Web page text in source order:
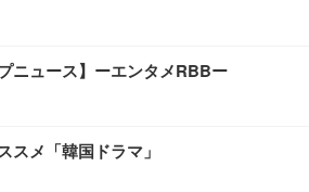
ニュース】ーエンタメRBBー
スメ「韓国ドラマ」